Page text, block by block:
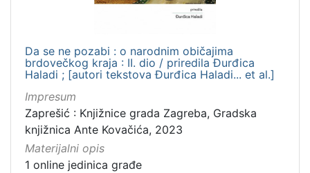
Da se ne pozabi : o narodnim običajima
brdovečkog kraja : II. dio / priredila Đurđica
Haladi ; [autori tekstova Đurđica Haladi... et al.]
Impresum
Zaprešić : Knjižnice grada Zagreba, Gradska
knjižnica Ante Kovačića, 2023
Materijalni opis
1 online jedinica građe